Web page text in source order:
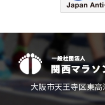
大阪市天王寺区東